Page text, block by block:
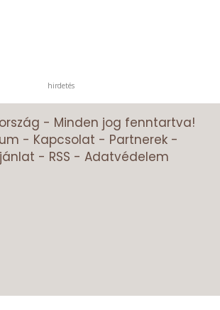
hirdetés
- Minden jog fenntartva!
- Kapcsolat - Partnerek-
- RSS - Adatvédelem